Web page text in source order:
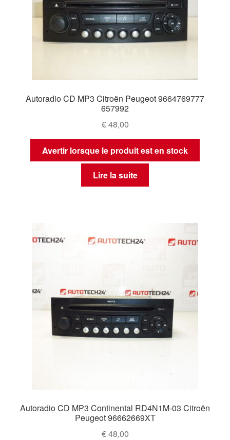
Autoradio CD MP3 Citroën Peugeot 9664769777
657992
€48,00
Avertir lorsque le produit est en stock
Lire la suite
Autoradio CD MP3 Continental RD4N1M-03 Citroën
Peugeot 96662669XT
€48,00